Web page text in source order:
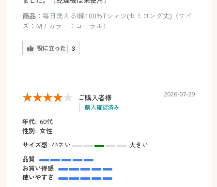
商品： 毎日洗える!綿100%Tシャツ(セミロング丈)（サイ
ズ：M / カラー：コーラル）
役に立った 3
ご購入者様
購入確認済み
2026-07-29
年代: 60代
性別: 女性
サイズ感 小さい
大きい
品質
お買い得感
使いやすさ